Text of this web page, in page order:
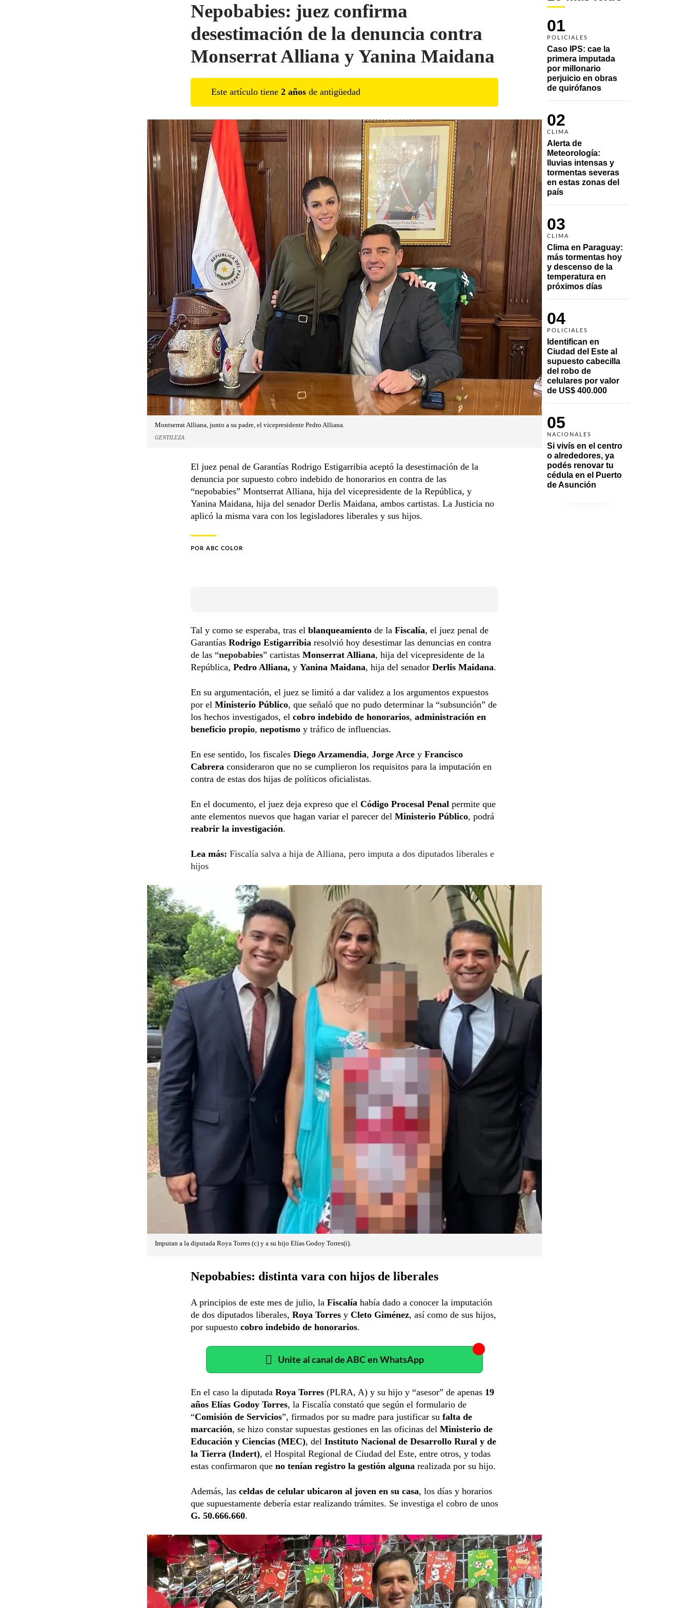
01
POLICIALES
Caso IPS: cae la
primera imputada
por millonario
perjuicio en obras
de quirófanos
02
CLIMA
Alerta de
Meteorología:
lluvias intensas y
tormentas severas
en estas zonas del
país
03
CLIMA
Clima en Paraguay:
más tormentas hoy
y descenso de la
temperatura en
próximos días
04
POLICIALES
Identifican en
Ciudad del Este al
supuesto cabecilla
del robo de
celulares por valor
de US$ 400.000
05
NACIONALES
Si vivís en el centro
o alrededores, ya
podés renovar tu
cédula en el Puerto
de Asunción
Nepobabies: juez confirma
desestimación de la denuncia contra
Monserrat Alliana y Yanina Maidana
Este artículo tiene 2 años de antigüedad
Montserrat Alliana, junto a su padre, el vicepresidente Pedro Alliana.
GENTILEZA
El juez penal de Garantías Rodrigo Estigarribia aceptó la desestimación de la
denuncia por supuesto cobro indebido de honorarios en contra de las
“nepobabies” Montserrat Alliana, hija del vicepresidente de la República, y
Yanina Maidana, hija del senador Derlis Maidana, ambos cartistas. La Justicia no
aplicó la misma vara con los legisladores liberales y sus hijos.
POR ABC COLOR
Tal y como se esperaba, tras el blanqueamiento de la Fiscalía, el juez penal de
Garantías Rodrigo Estigarribia resolvió hoy desestimar las denuncias en contra
de las “nepobabies” cartistas Monserrat Alliana, hija del vicepresidente de la
República, Pedro Alliana, y Yanina Maidana, hija del senador Derlis Maidana.
En su argumentación, el juez se limitó a dar validez a los argumentos expuestos
por el Ministerio Público, que señaló que no pudo determinar la “subsunción” de
los hechos investigados, el cobro indebido de honorarios, administración en
beneficio propio, nepotismo y tráfico de influencias.
En ese sentido, los fiscales Diego Arzamendia, Jorge Arce y Francisco
Cabrera consideraron que no se cumplieron los requisitos para la imputación en
contra de estas dos hijas de políticos oficialistas.
En el documento, el juez deja expreso que el Código Procesal Penal permite que
ante elementos nuevos que hagan variar el parecer del Ministerio Público, podrá
reabrir la investigación.
Lea más: Fiscalía salva a hija de Alliana, pero imputa a dos diputados liberales e
hijos
Imputan a la diputada Roya Torres (c) y a su hijo Elías Godoy Torres(i).
Nepobabies: distinta vara con hijos de liberales
A principios de este mes de julio, la Fiscalía había dado a conocer la imputación
de dos diputados liberales, Roya Torres y Cleto Giménez, así como de sus hijos,
por supuesto cobro indebido de honorarios.
Unite al canal de ABC en WhatsApp
En el caso la diputada Roya Torres (PLRA, A) y su hijo y “asesor” de apenas 19
años Elías Godoy Torres, la Fiscalía constató que según el formulario de
“Comisión de Servicios”, firmados por su madre para justificar su falta de
marcación, se hizo constar supuestas gestiones en las oficinas del Ministerio de
Educación y Ciencias (MEC), del Instituto Nacional de Desarrollo Rural y de
la Tierra (Indert), el Hospital Regional de Ciudad del Este, entre otros, y todas
estas confirmaron que no tenían registro la gestión alguna realizada por su hijo.
Además, las celdas de celular ubicaron al joven en su casa, los días y horarios
que supuestamente debería estar realizando trámites. Se investiga el cobro de unos
G. 50.666.660.